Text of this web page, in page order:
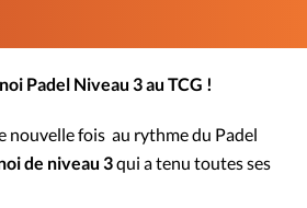
Padel Niveau 3 au TCG !
nouvelle fois au rythme du Padel
de niveau 3qui a tenu toutes ses